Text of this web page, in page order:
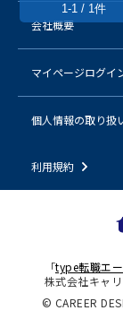
1-1 / 1件
会社概要
マイページログイ
個人情報の取り扱
利用規約
「type転職エ
株式会社キャ
© CAREER